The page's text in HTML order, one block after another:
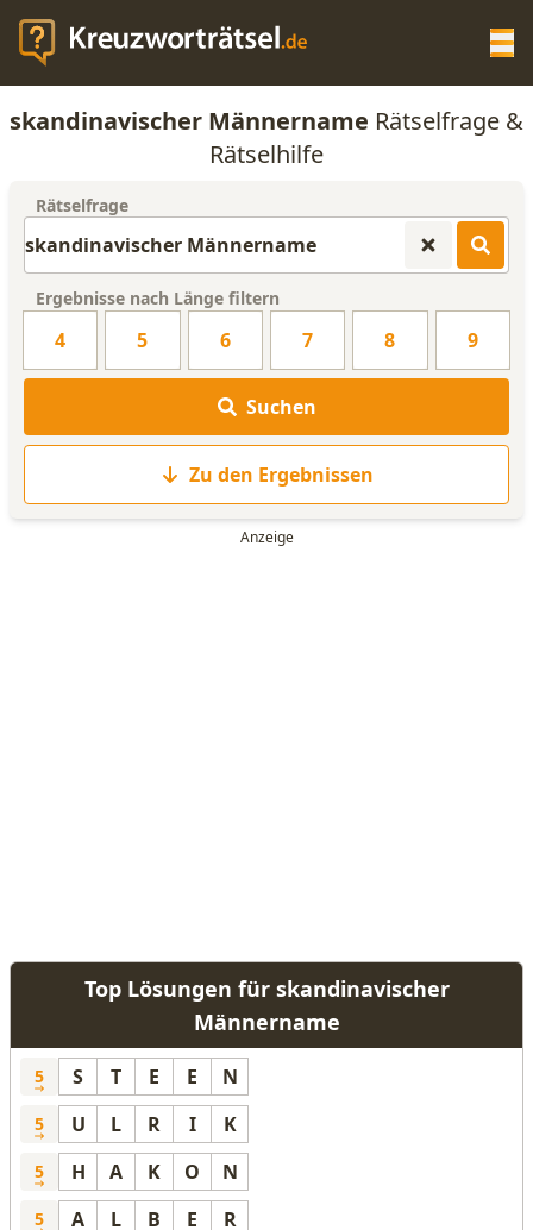
KREUZWORTRÄTSEL-HILFE
ANAGRAMM-GENERATOR
WORTLISTE
skandinavischer Männername Rätselfrage &
Rätselhilfe
Rätselfrage
Ergebnisse nach Länge filtern
4 5 6 7 8 9
Suchen
Zu den Ergebnissen
Top Lösungen für skandinavischer
Männername
5 S T E E N
5 U L R I K
5 H A K O N
5 A L B E R